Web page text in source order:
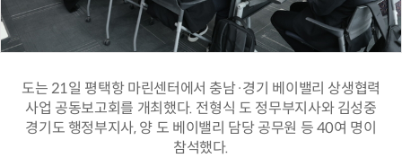
도는 21일 평택항 마린센터에서 충남·경기 베이밸리 상생협력
사업 공동보고회를 개최했다. 전형식 도 정무부지사와 김성중
경기도 행정부지사, 양 도 베이밸리 담당 공무원 등 40여 명이
참석했다.